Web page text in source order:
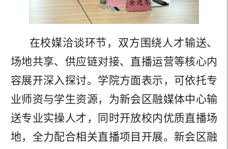
在校媒洽谈环节，双方围绕人才输送、
场地共享、供应链对接、直播运营等核心内
容展开深入探讨。学院方面表示，可依托专
业师资与学生资源，为新会区融媒体中心输
送专业实操人才，同时开放校内优质直播场
地，全力配合相关直播项目开展。新会区融